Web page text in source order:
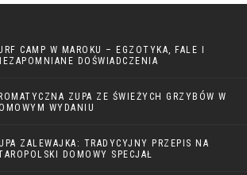
CAMP W MAROKU – EGZOTYKA, FALE I
DOŚWIADCZENIA
ZUPA ZE ŚWIEŻYCH GRZYBÓW W
WYDANIU
ZALEWAJKA: TRADYCYJNY PRZEPIS NA
DOMOWY SPECJAŁ